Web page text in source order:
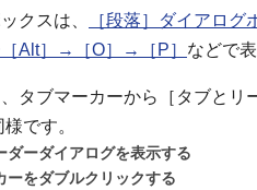
クスは、
［段落］ダイアログ
Alt］→［O］→［P］ などで
タブマーカーから［タブとリ
です。
ーダイアログを表示する
ーをダブルクリックする